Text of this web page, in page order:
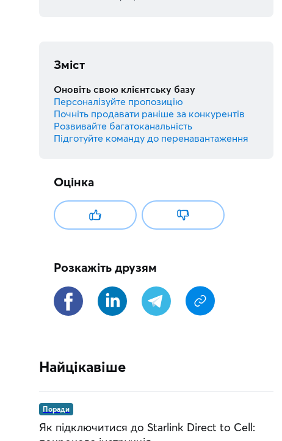
Зміст
Оновіть свою клієнтську базу
Персоналізуйте пропозицію
Почніть продавати раніше за конкурентів
Розвивайте багатоканальність
Підготуйте команду до перенавантаження
Оцінка
Розкажіть друзям
Найцікавіше
Поради
Як підключитися до Starlink Direct to Cell: